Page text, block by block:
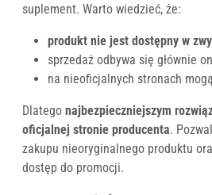
suplement. Warto wiedzieć, że:
produkt nie jest dostępny w
sprzedaż odbywa się głównie
na nieoficjalnych stronach
Dlatego najbezpieczniejszym
oficjalnej stronie producenta.
zakupu nieoryginalnego produktu
dostęp do promocji.